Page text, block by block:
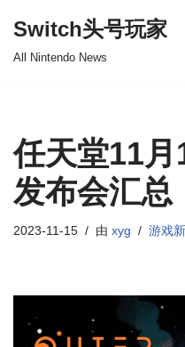
Switch头号玩家
All Nintendo News
任天堂11
发布会汇总
2023-11-15 由 xyg 游戏